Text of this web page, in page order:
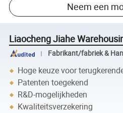
Neem een
Liaocheng Jiahe
Fabrikant/fabriek &
Hoge keuze voor
Patenten toegekend
R&D-mogelijkheden
Kwaliteitsverzekering